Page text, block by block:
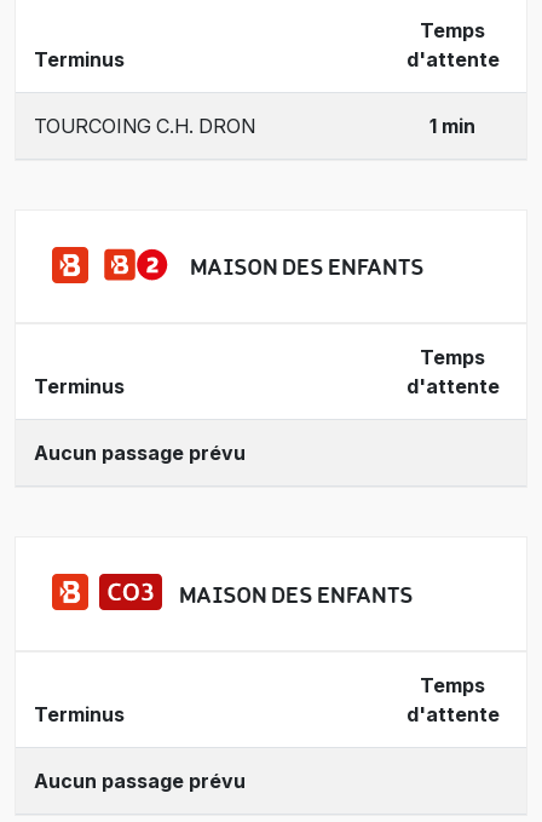
Terminus
Temps
d'attente
TOURCOING C.H. DRON 1 min
MAISON DES ENFANTS
Terminus
Temps
d'attente
Aucun passage prévu
MAISON DES ENFANTS
Terminus
Temps
d'attente
Aucun passage prévu